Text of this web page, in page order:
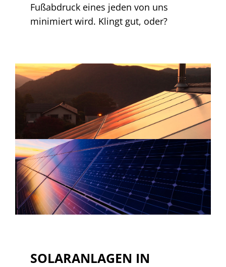
Fußabdruck eines jeden von uns
minimiert wird. Klingt gut, oder?
SOLARANLAGEN IN